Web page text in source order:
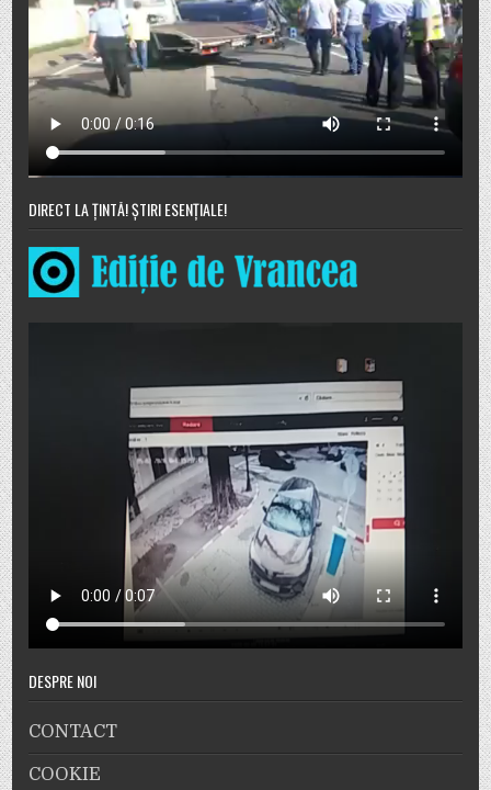
DIRECT LA ȚINTĂ! ȘTIRI ESENȚIALE!
DESPRE NOI
CONTACT
COOKIE